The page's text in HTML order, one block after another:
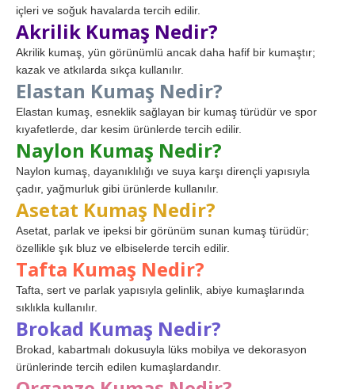
içleri ve soğuk havalarda tercih edilir.
Akrilik Kumaş Nedir?
Akrilik kumaş, yün görünümlü ancak daha hafif bir kumaştır;
kazak ve atkılarda sıkça kullanılır.
Elastan Kumaş Nedir?
Elastan kumaş, esneklik sağlayan bir kumaş türüdür ve spor
kıyafetlerde, dar kesim ürünlerde tercih edilir.
Naylon Kumaş Nedir?
Naylon kumaş, dayanıklılığı ve suya karşı dirençli yapısıyla
çadır, yağmurluk gibi ürünlerde kullanılır.
Asetat Kumaş Nedir?
Asetat, parlak ve ipeksi bir görünüm sunan kumaş türüdür;
özellikle şık bluz ve elbiselerde tercih edilir.
Tafta Kumaş Nedir?
Tafta, sert ve parlak yapısıyla gelinlik, abiye kumaşlarında
sıklıkla kullanılır.
Brokad Kumaş Nedir?
Brokad, kabartmalı dokusuyla lüks mobilya ve dekorasyon
ürünlerinde tercih edilen kumaşlardandır.